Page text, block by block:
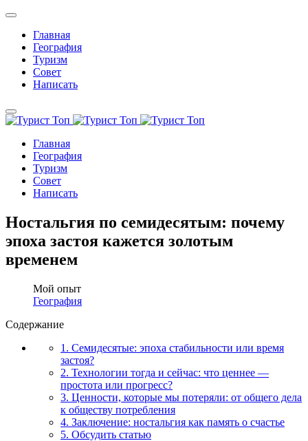
Главная
География
Туризм
Совет
Написать
Главная
География
Туризм
Совет
Написать
Ностальгия по семидесятым: почему
эпоха застоя кажется золотым
временем
Мой опыт
География
Содержание
1. Семидесятые: эпоха стабильности или время
застоя?
2. Технологии тогда и сейчас: что ценнее —
простота или прогресс?
3. Ценности, которые мы потеряли: от общего дела
к обществу потребления
4. Заключение: ностальгия как память о счастье
5. Обсудить статью